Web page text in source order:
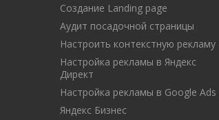
Создание Landing page
Аудит посадочной страницы
Настроить контекстную рекламу
Настройка рекламы в Яндекс
Директ
Настройка рекламы в Google Ads
Яндекс Бизнес